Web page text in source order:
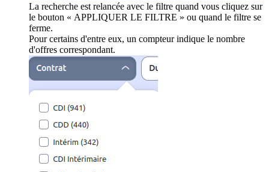
La recherche est relancée avec le filtre quand vous cliquez sur
le bouton « APPLIQUER LE FILTRE » ou quand le filtre se
ferme.
Pour certains d'entre eux, un compteur indique le nombre
d'offres correspondant.